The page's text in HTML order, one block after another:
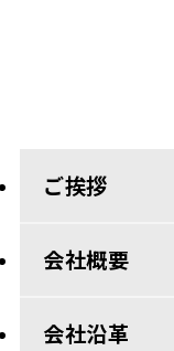
ご挨拶
会社概要
会社沿革